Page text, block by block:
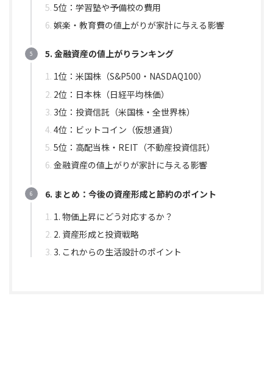
5位：学習塾や予備校の費用
娯楽・教育費の値上がりが家計に与える影響
5. 金融資産の値上がりランキング
1位：米国株（S&P500・NASDAQ100）
2位：日本株（日経平均株価）
3位：投資信託（米国株・全世界株）
4位：ビットコイン（仮想通貨）
5位：高配当株・REIT（不動産投資信託）
金融資産の値上がりが家計に与える影響
6. まとめ：今後の資産形成と節約のポイント
1. 物価上昇にどう対応するか？
2. 資産形成と投資戦略
3. これからの生活設計のポイント